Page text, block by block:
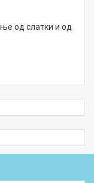
од слатки и од